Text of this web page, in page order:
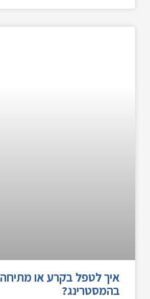
איך לטפל בקרע או מתיחה
בהמסטרינג?